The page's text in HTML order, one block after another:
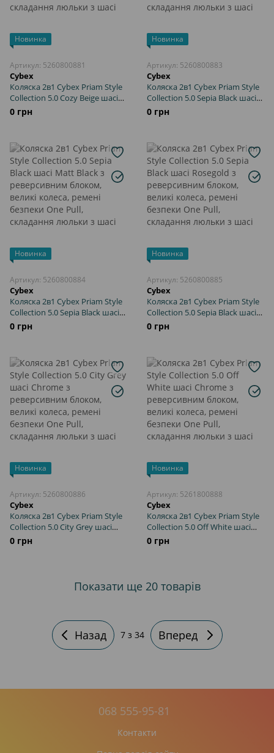
Новинка
Артикул: 5260800881
Cybex
Коляска 2в1 Cybex Priam Style
Collection 5.0 Cozy Beige шасі
Chrome з реверсивним
блоком, великі колеса, ремені
люльки з шасі
0 грн
Новинка
Артикул: 5260800883
Cybex
Коляска 2в1 Cybex Priam Style
Collection 5.0 Sepia Black шасі
Chrome з реверсивним
блоком, великі колеса, ремені
люльки з шасі
0 грн
Новинка
Артикул: 5260800884
Cybex
Коляска 2в1 Cybex Priam Style
Collection 5.0 Sepia Black шасі
Matt Black з реверсивним
блоком, великі колеса, ремені
люльки з шасі
0 грн
Новинка
Артикул: 5260800885
Cybex
Коляска 2в1 Cybex Priam Style
Collection 5.0 Sepia Black шасі
Rosegold з реверсивним
блоком, великі колеса, ремені
люльки з шасі
0 грн
Новинка
Артикул: 5260800886
Cybex
Коляска 2в1 Cybex Priam Style
Collection 5.0 City Grey шасі
Chrome з реверсивним
блоком, великі колеса, ремені
0 грн
Новинка
Артикул: 5261800888
Cybex
Коляска 2в1 Cybex Priam Style
Collection 5.0 Off White шасі
Chrome з реверсивним
блоком, великі колеса, ремені
0 грн
Показати ще 20 товарів
Назад 7з 34 Вперед
068 555-95-81
Контакти